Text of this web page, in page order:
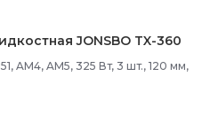
JONSBO TX-360
AM4, AM5, 325 Вт, 3 шт., 120 мм,